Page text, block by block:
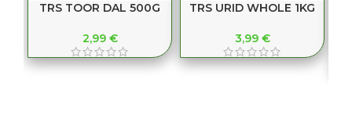
TRS TOOR DAL 500G
2,99 €
TRS URID WHOLE 1KG
3,99 €